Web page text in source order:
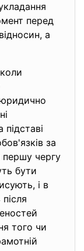
перед
а
за
чергу
бути
і в
того чи